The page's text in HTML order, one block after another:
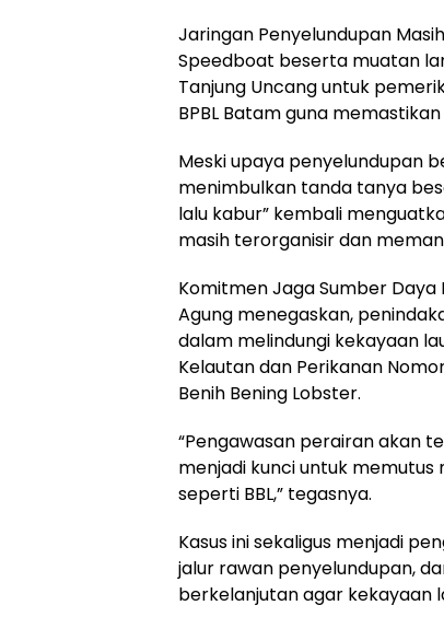
Jaringan Penyelundupan
Speedboat beserta muatan
Tanjung Uncang untuk
BPBL Batam guna
Meski upaya penyelundupan
menimbulkan tanda tanya
lalu kabur” kembali
masih terorganisir dan
Komitmen Jaga Sumber Daya
Agung menegaskan,
dalam melindungi kekayaan
Kelautan dan Perikanan
Benih Bening Lobster.
“Pengawasan perairan akan
menjadi kunci untuk
seperti BBL,” tegasnya.
Kasus ini sekaligus menjadi
jalur rawan penyelundupan,
berkelanjutan agar kekayaan